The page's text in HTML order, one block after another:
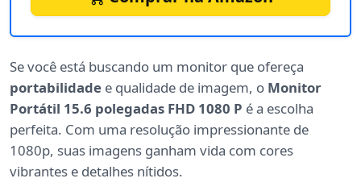
Se você está buscando um monitor que ofereça
portabilidade e qualidade de imagem, o Monitor
Portátil 15.6 polegadas FHD 1080 P é a escolha
perfeita. Com uma resolução impressionante de
1080p, suas imagens ganham vida com cores
vibrantes e detalhes nítidos.